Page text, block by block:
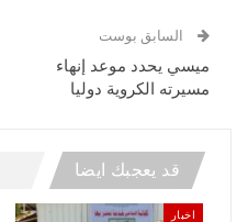
السابق بوست
ميسي يحدد موعد إنهاء
مسيرته الكروية دوليا
قد يعجبك ايضا
اخبار